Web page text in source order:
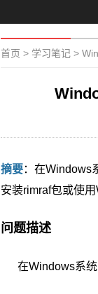
首页 > 学习笔记 >
摘要：在Windows
安装rimraf包或使
问题描述
在Windows系统